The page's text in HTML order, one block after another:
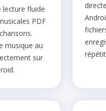
lecture fluide
PDF
musique au
sur